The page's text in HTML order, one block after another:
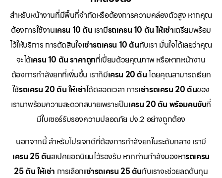
สำหรับหน้างานที่มีพื้นที่จำกัดหรือต้องการความคล่องตัวสูง หากคุณ
ต้องการใช้งานเครน 10 ตัน เรามีรถเครน 10 ตัน ให้เช่าเตรียมพร้อม
ไว้ให้บริการ การตัดสินใจเช่ารถเครน 10 ตันกับเรา มั่นใจได้เลยว่าคุณ
จะได้เครน 10 ตัน ราคาถูกที่เปี่ยมด้วยคุณภาพ หรือหากหน้างาน
ต้องการกำลังยกที่เพิ่มขึ้น เราก็มีเครน 20 ตันโดยคุณสามารถเรียก
ใช้รถเครน 20 ตัน ให้เช่าได้ตลอดเวลา การเช่ารถเครน 20 ตันของ
เรามาพร้อมความสะดวกสบายเพราะเป็นเครน 20 ตัน พร้อมคนขับที่
มีใบเซอร์รับรองความปลอดภัย ปจ.2 อย่างถูกต้อง
นอกจากนี้ สำหรับโปรเจกต์ที่ต้องการกำลังยกในระดับกลาง เรามี
เครน 25 ตันสเปคยอดนิยมไว้รองรับ หากท่านกำลังมองหารถเครน
25 ตัน ให้เช่า การเลือกเช่ารถเครน 25 ตันกับเราจะช่วยลดต้นทุน